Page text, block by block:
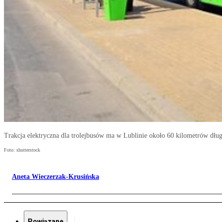
Trakcja elektryczna dla trolejbusów ma w Lublinie około 60 kilometrów
Foto: shutterstock
Aneta Wieczerzak-Krusińska